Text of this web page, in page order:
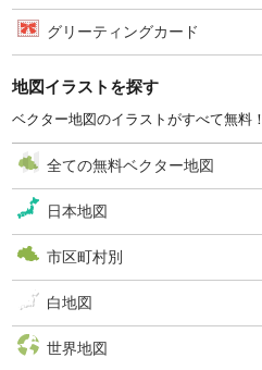
グリーティングカード
地図イラストを探す
ベクター地図のイラストがすべて無料！
全ての無料ベクター地図
日本地図
市区町村別
白地図
世界地図